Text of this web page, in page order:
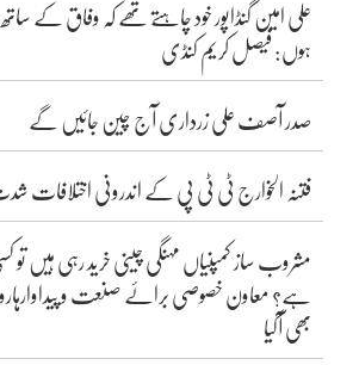
علی امین گنڈاپور خود چاہتے تھے کہ وفاق کے
ہوں: فیصل کریم کنڈی
صدر آصف علی زرداری آج چین جائیں گے
فتنہ الخوارج ٹی ٹی پی کے اندرونی اختلافات
مشروب ساز کمپنیاں مہنگی چینی خرید رہی ہیں تو
ہے؟ معاون خصوصی برائے صنعت و
بھی آگیا